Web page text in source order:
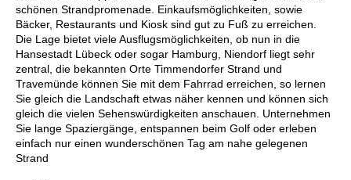
schönen Strandpromenade. Einkaufsmöglichkeiten, sowie
Bäcker, Restaurants und Kiosk sind gut zu Fuß zu erreichen.
Die Lage bietet viele Ausflugsmöglichkeiten, ob nun in die
Hansestadt Lübeck oder sogar Hamburg, Niendorf liegt sehr
zentral, die bekannten Orte Timmendorfer Strand und
Travemünde können Sie mit dem Fahrrad erreichen, so lernen
Sie gleich die Landschaft etwas näher kennen und können sich
gleich die vielen Sehenswürdigkeiten anschauen. Unternehmen
Sie lange Spaziergänge, entspannen beim Golf oder erleben
einfach nur einen wunderschönen Tag am nahe gelegenen
Strand